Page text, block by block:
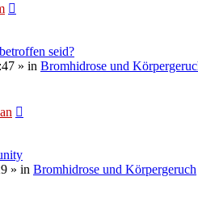
seid?
» in Bromhidrose und
» in Bromhidrose und Körpergeruch